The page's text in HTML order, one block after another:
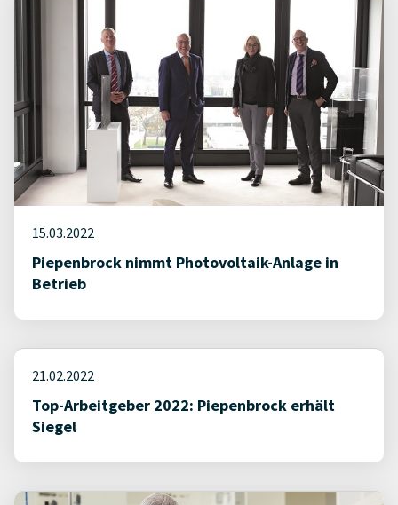
15.03.2022
Piepenbrock nimmt Photovoltaik-Anlage in
Betrieb
21.02.2022
Top-Arbeitgeber 2022: Piepenbrock erhält
Siegel